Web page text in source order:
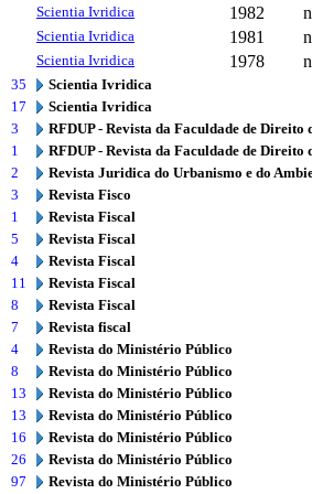
Scientia Ivridica 1982
Scientia Ivridica 1981
Scientia Ivridica 1978
35
Scientia Ivridica
17
Scientia Ivridica
3
RFDUP - Revista da Faculdade de Direito
1
RFDUP - Revista da Faculdade de Direito
2
Revista Juridica do Urbanismo e do
3
Revista Fisco
1
Revista Fiscal
5
Revista Fiscal
4
Revista Fiscal
11
Revista Fiscal
8
Revista Fiscal
7
Revista fiscal
4
Revista do Ministério Público
8
Revista do Ministério Público
13
Revista do Ministério Público
13
Revista do Ministério Público
16
Revista do Ministério Público
26
Revista do Ministério Público
97
Revista do Ministério Público